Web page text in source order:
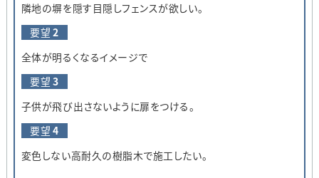
隣地の塀を隠す目隠しフェンスが欲しい。
要望 2
全体が明るくなるイメージで
要望 3
子供が飛び出さないように扉をつける。
要望 4
変色しない高耐久の樹脂木で施工したい。